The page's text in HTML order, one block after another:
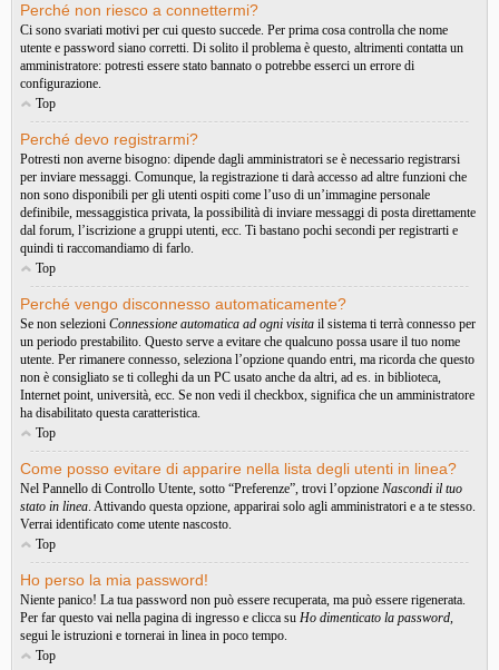
Perché non riesco a connettermi?
Ci sono svariati motivi per cui questo succede. Per prima cosa controlla che nome
utente e password siano corretti. Di solito il problema è questo, altrimenti contatta un
amministratore: potresti essere stato bannato o potrebbe esserci un errore di
configurazione.
Top
Perché devo registrarmi?
Potresti non averne bisogno: dipende dagli amministratori se è necessario registrarsi
per inviare messaggi. Comunque, la registrazione ti darà accesso ad altre funzioni che
non sono disponibili per gli utenti ospiti come l’uso di un’immagine personale
definibile, messaggistica privata, la possibilità di inviare messaggi di posta direttamente
dal forum, l’iscrizione a gruppi utenti, ecc. Ti bastano pochi secondi per registrarti e
quindi ti raccomandiamo di farlo.
Top
Perché vengo disconnesso automaticamente?
Se non selezioni Connessione automatica ad ogni visita il sistema ti terrà connesso per
un periodo prestabilito. Questo serve a evitare che qualcuno possa usare il tuo nome
utente. Per rimanere connesso, seleziona l’opzione quando entri, ma ricorda che questo
non è consigliato se ti colleghi da un PC usato anche da altri, ad es. in biblioteca,
Internet point, università, ecc. Se non vedi il checkbox, significa che un amministratore
ha disabilitato questa caratteristica.
Top
Come posso evitare di apparire nella lista degli utenti in linea?
Nel Pannello di Controllo Utente, sotto “Preferenze”, trovi l’opzione Nascondi il tuo
stato in linea. Attivando questa opzione, apparirai solo agli amministratori e a te stesso.
Verrai identificato come utente nascosto.
Top
Ho perso la mia password!
Niente panico! La tua password non può essere recuperata, ma può essere rigenerata.
Per far questo vai nella pagina di ingresso e clicca su Ho dimenticato la password,
segui le istruzioni e tornerai in linea in poco tempo.
Top